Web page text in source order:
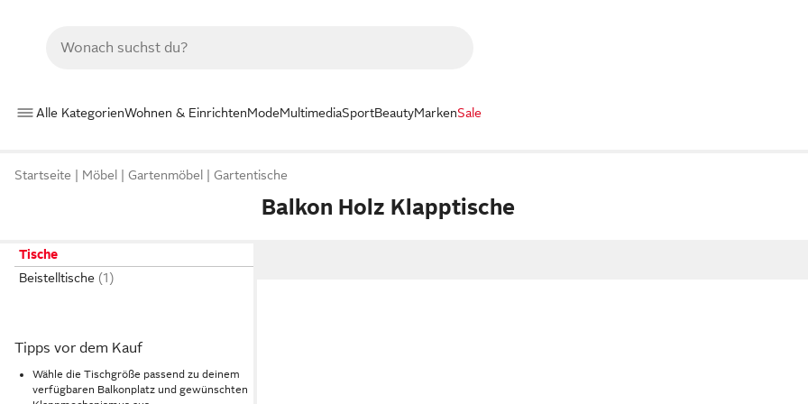
Alle KategorienWohnen & EinrichtenModeMultimediaSportBeautyMarkenSale
Startseite Möbel Gartenmöbel Gartentische
Balkon Holz Klapptische
Tische
Beistelltische
Tipps vor dem Kauf
Wähle die Tischgröße passend zu deinem
verfügbaren Balkonplatz und gewünschten